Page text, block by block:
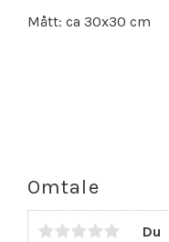
Mått: ca 30x30 cm
Omtale
Du